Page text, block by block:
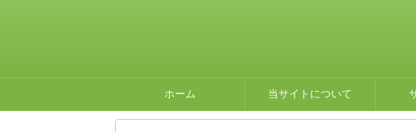
ホーム 当サイトについて